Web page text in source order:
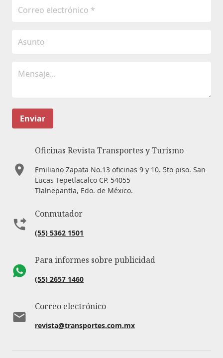
Enviar
Oficinas Revista Transportes y Turismo
Emiliano Zapata No.13 oficinas 9 y 10. 5to piso. San
Lucas Tepetlacalco CP. 54055
Tlalnepantla, Edo. de México.
Conmutador
(55) 5362 1501
Para informes sobre publicidad
(55) 2657 1460
Correo electrónico
revista@transportes.com.mx